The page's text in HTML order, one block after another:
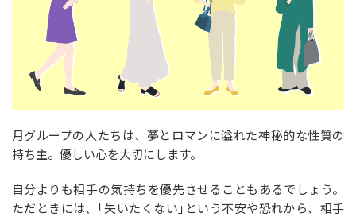
月グループの人たちは、夢とロマンに溢れた神秘的な性質の
持ち主。優しい心を大切にします。
自分よりも相手の気持ちを優先させることもあるでしょう。
ただときには、｢失いたくない｣という不安や恐れから、相手